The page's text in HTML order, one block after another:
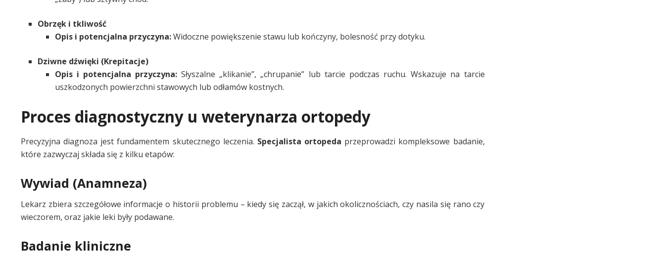
Obrzęk i tkliwość
Opis i potencjalna przyczyna:Widoczne powiększenie stawu lub kończyny, bolesność przy dotyku.
Dziwne dźwięki (Krepitacje)
Opis i potencjalna przyczyna: Słyszalne „klikanie”, „chrupanie” lub tarcie podczas ruchu. Wskazuje na tarcie
uszkodzonych powierzchni stawowych lub odłamów kostnych.
Proces diagnostyczny u weterynarza ortopedy
Precyzyjna diagnoza jest fundamentem skutecznego leczenia. Specjalista ortopeda przeprowadzi kompleksowe badanie,
które zazwyczaj składa się z kilku etapów:
Wywiad (Anamneza)
Lekarz zbiera szczegółowe informacje o historii problemu – kiedy się zaczął, w jakich okolicznościach, czy nasila się rano czy
wieczorem, oraz jakie leki były podawane.
Badanie kliniczne